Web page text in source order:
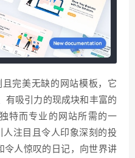
且完美无缺的网站模板，它
有吸引力的现成块和丰富的
特而专业的网站所需的一
注目且令人印象深刻的投
令人惊叹的日记，向世界讲